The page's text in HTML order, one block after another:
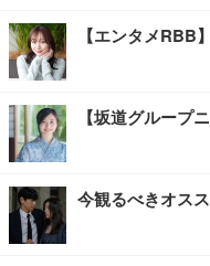
【エンタメRBB
【坂道グループ
今観るべきオス